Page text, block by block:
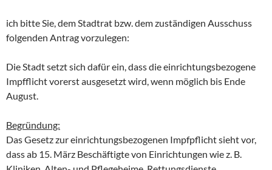
ich bitte Sie, dem Stadtrat bzw. dem zuständigen Ausschuss
folgenden Antrag vorzulegen:
Die Stadt setzt sich dafür ein, dass die einrichtungsbezogene
Impfflicht vorerst ausgesetzt wird, wenn möglich bis Ende
August.
Begründung:
Das Gesetz zur einrichtungsbezogenen Impfpflicht sieht vor,
dass ab 15. März Beschäftigte von Einrichtungen wie z. B.